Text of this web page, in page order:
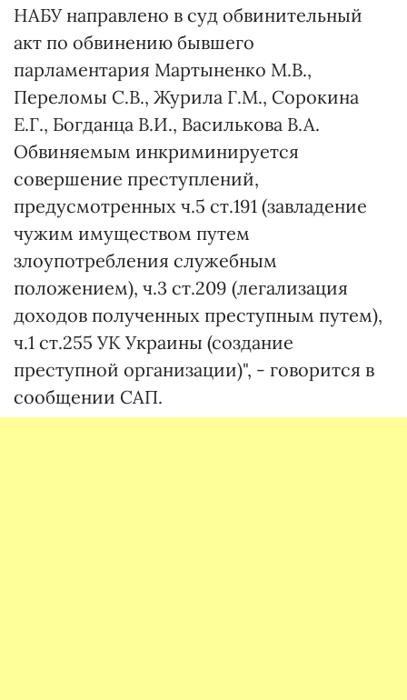
НАБУ направлено в суд обвинительный
акт по обвинению бывшего
парламентария Мартыненко М.В.,
Переломы С.В., Журила Г.М., Сорокина
Е.Г., Богданца В.И., Василькова В.А.
Обвиняемым инкриминируется
совершение преступлений,
предусмотренных ч.5 ст.191 (завладение
чужим имуществом путем
злоупотребления служебным
положением), ч.3 ст.209 (легализация
доходов полученных преступным путем),
ч.1 ст.255 УК Украины (создание
преступной организации)", - говорится в
сообщении САП.